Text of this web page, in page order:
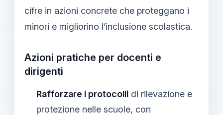
cifre in azioni concrete che proteggano i
minori e migliorino l’inclusione scolastica.
Azioni pratiche per docenti e
dirigenti
Rafforzare i protocolli di rilevazione e
protezione nelle scuole, con